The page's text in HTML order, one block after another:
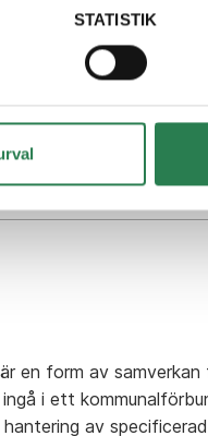
STATISTIK
vi för att skapa ett
en form av samverkan
i ett
av